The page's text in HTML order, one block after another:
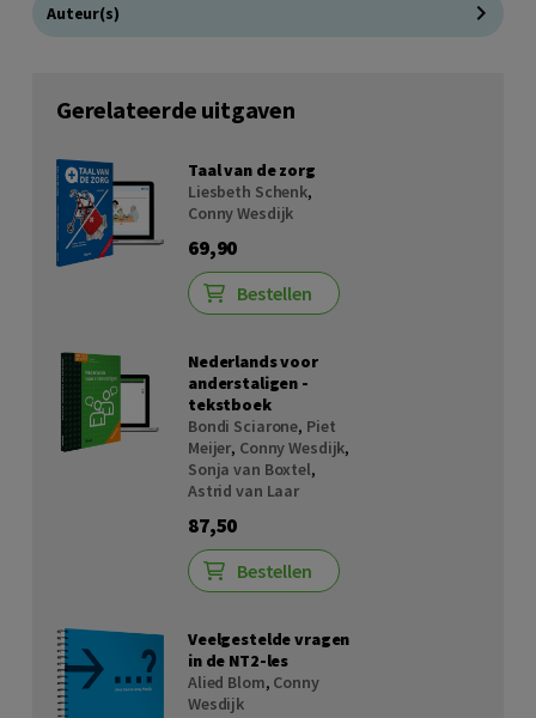
Auteur(s)
Gerelateerde uitgaven
Taal van de zorg
Liesbeth Schenk,
Conny Wesdijk
69,90
Bestellen
Nederlands voor
anderstaligen -
tekstboek
Bondi Sciarone, Piet
Meijer, Conny Wesdijk,
Sonja van Boxtel,
Astrid van Laar
87,50
Bestellen
Veelgestelde vragen
in de NT2-les
Alied Blom, Conny
Wesdijk